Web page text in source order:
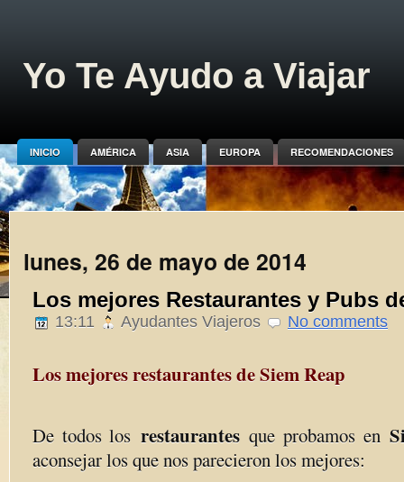
Yo Te Ayudo a Viajar
INICIO AMÉRICA ASIA EUROPA RECOMENDACIONES
lunes, 26 de mayo de 2014
Los mejores Restaurantes y Pubs
13:11 Ayudantes Viajeros No comments
Los mejores restaurantes de Siem Reap
De todos los restaurantesque probamos en
aconsejar los que nos parecieron los mejores: